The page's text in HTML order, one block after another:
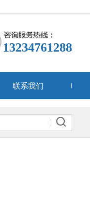
13234761288
联系我们